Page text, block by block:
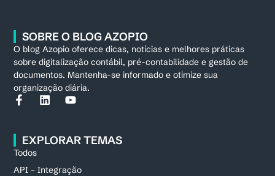
SOBRE O BLOG AZOPIO
O blog Azopio oferece dicas, notícias e melhores práticas
sobre digitalização contábil, pré-contabilidade e gestão de
documentos. Mantenha-se informado e otimize sua
organização diária.
EXPLORAR TEMAS
Todos
API – Integração